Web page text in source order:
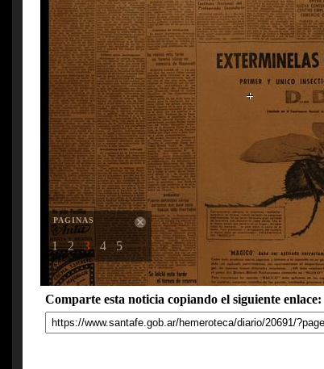
PAGINAS
1 2 3 4 5
Comparte esta noticia copiando el siguiente enlace: